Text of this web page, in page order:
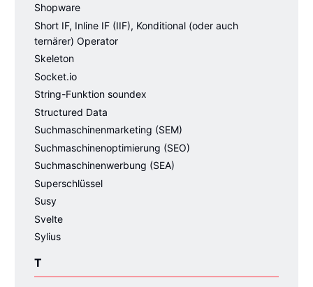
Shopware
Short IF, Inline IF (IIF), Konditional (oder auch
ternärer) Operator
Skeleton
Socket.io
String-Funktion soundex
Structured Data
Suchmaschinenmarketing (SEM)
Suchmaschinenoptimierung (SEO)
Suchmaschinenwerbung (SEA)
Superschlüssel
Susy
Svelte
Sylius
T